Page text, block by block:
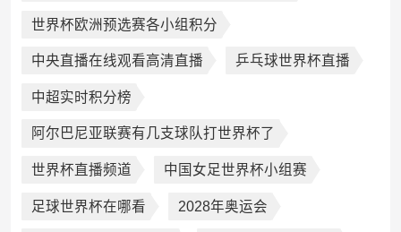
世界杯欧洲预选赛各小组积分
中央直播在线观看高清直播 乒乓球世界杯直播
中超实时积分榜
阿尔巴尼亚联赛有几支球队打世界杯了
世界杯直播频道 中国女足世界杯小组赛
足球世界杯在哪看 2028年奥运会